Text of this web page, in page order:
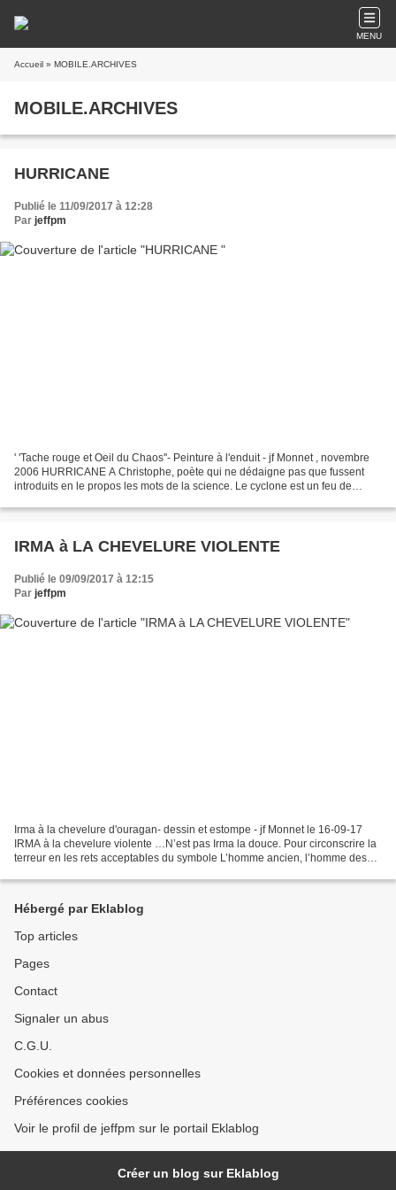
MENU
Accueil » MOBILE.ARCHIVES
MOBILE.ARCHIVES
HURRICANE
Publié le 11/09/2017 à 12:28
Par jeffpm
' 'Tache rouge et Oeil du Chaos''- Peinture à l'enduit - jf Monnet , novembre
2006 HURRICANE A Christophe, poète qui ne dédaigne pas que fussent
introduits en le propos les mots de la science. Le cyclone est un feu de
IRMA à LA CHEVELURE VIOLENTE
Publié le 09/09/2017 à 12:15
Par jeffpm
Irma à la chevelure d'ouragan- dessin et estompe - jf Monnet le 16-09-17
IRMA à la chevelure violente …N’est pas Irma la douce. Pour circonscrire la
terreur en les rets acceptables du symbole L’homme ancien, l’homme des
Hébergé par Eklablog
Top articles
Pages
Contact
Signaler un abus
C.G.U.
Cookies et données personnelles
Préférences cookies
Voir le profil de jeffpm sur le portail Eklablog
Créer un blog sur Eklablog